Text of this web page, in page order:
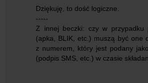
Dziękuję, to dość logiczne.
-----
Z innej beczki: czy w przypadku
(apka, BLIK, etc.) muszą być one
z numerem, który jest podany
(podpis SMS, etc.) w czasie